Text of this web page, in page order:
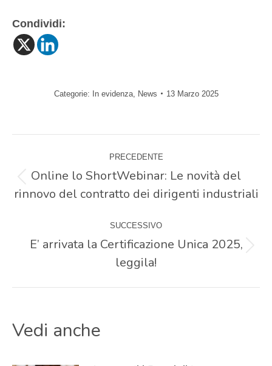
Condividi:
Categorie: In evidenza, News 13 Marzo 2025
tra
post
PRECEDENTE
precedente:
Online lo ShortWebinar: Le novità del
rinnovo del contratto dei dirigenti industriali
SUCCESSIVO
post:
E’ arrivata la Certificazione Unica 2025,
leggila!
Vedi anche